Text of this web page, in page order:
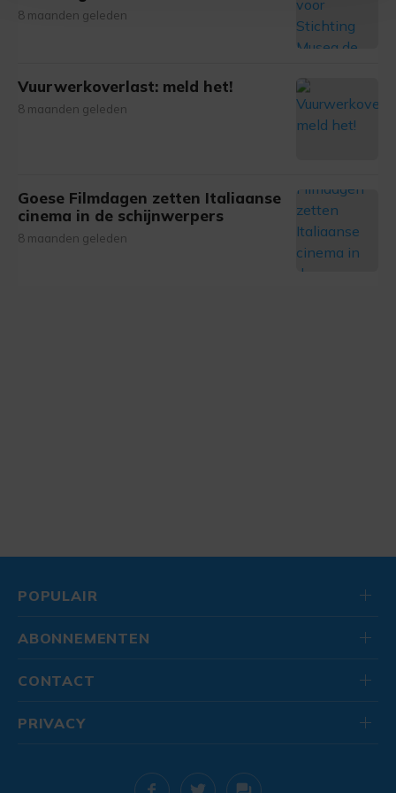
bezoek makkelijker en persoonlijker. Op
onze cookiepagina kun je ons cookiebeleid bekijken en je
8 maanden geleden
Vuurwerkoverlast: meld het!
8 maanden geleden
Goese Filmdagen zetten Italiaanse
cinema in de schijnwerpers
8 maanden geleden
POPULAIR
ABONNEMENTEN
CONTACT
PRIVACY